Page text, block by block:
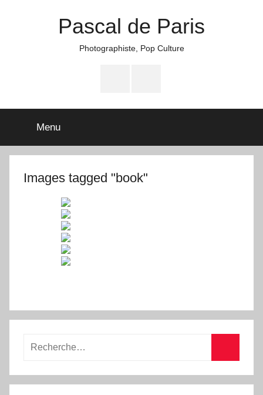
Pascal de Paris
Photographiste, Pop Culture
Menu
Images tagged "book"
Recherche
: